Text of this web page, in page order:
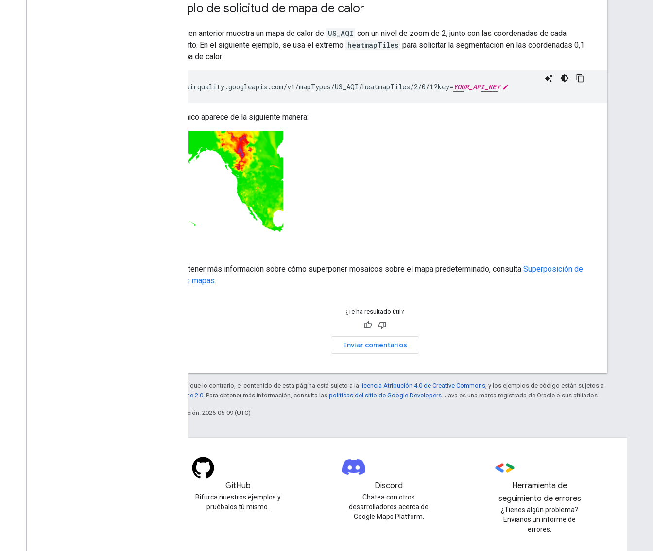
Ejemplo de solicitud de mapa de calor
La imagen anterior muestra un mapa de calor de US_AQI con un nivel de zoom de 2, junto con las coordenadas de cada
segmento. En el siguiente ejemplo, se usa el extremo heatmapTiles para solicitar la segmentación en las coordenadas 0,1
del mapa de calor:
https://airquality.googleapis.com/v1/mapTypes/US_AQI/heatmapTiles/2/0/1?key= YOUR_API_KEY
El mosaico aparece de la siguiente manera:
Para obtener más información sobre cómo superponer mosaicos sobre el mapa predeterminado, consulta Superposición de
tipos de mapas.
¿Te ha resultado útil?
Enviar comentarios
Salvo que se indique lo contrario, el contenido de esta página está sujeto a la licencia Atribución 4.0 de Creative Commons , y los ejemplos de código están sujetos a
licencia Apache 2.0 . Para obtener más información, consulta las políticas del sitio de Google Developers . Java es una marca registrada de Oracle o sus afiliados.
Última actualización: 2026-05-09 (UTC)
GitHub
Bifurca nuestros ejemplos y
pruébalos tú mismo.
Discord
Chatea con otros
desarrolladores acerca de
Google Maps Platform.
Herramienta de
seguimiento de errores
¿Tienes algún problema?
Envíanos un informe de
errores.